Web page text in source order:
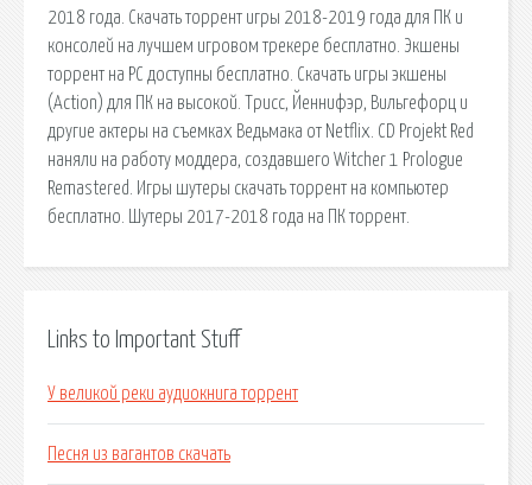
2018 года. Скачать торрент игры 2018-2019 года для ПК и
консолей на лучшем игровом трекере бесплатно. Экшены
торрент на PC доступны бесплатно. Скачать игры экшены
(Action) для ПК на высокой. Трисс, Йеннифэр, Вильгефорц и
другие актеры на съемках Ведьмака от Netflix. CD Projekt Red
наняли на работу моддера, создавшего Witcher 1 Prologue
Remastered. Игры шутеры скачать торрент на компьютер
бесплатно. Шутеры 2017-2018 года на ПК торрент.
Links to Important Stuff
У великой реки аудиокнига торрент
Песня из вагантов скачать